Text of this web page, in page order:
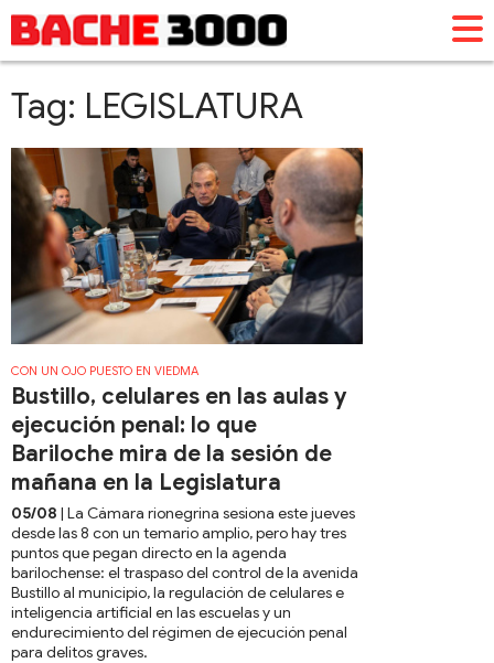
Tag: LEGISLATURA
CON UN OJO PUESTO EN VIEDMA
Bustillo, celulares en las aulas y
ejecución penal: lo que
Bariloche mira de la sesión de
mañana en la Legislatura
05/08 | La Cámara rionegrina sesiona este jueves
desde las 8 con un temario amplio, pero hay tres
puntos que pegan directo en la agenda
barilochense: el traspaso del control de la avenida
Bustillo al municipio, la regulación de celulares e
inteligencia artificial en las escuelas y un
endurecimiento del régimen de ejecución penal
para delitos graves.